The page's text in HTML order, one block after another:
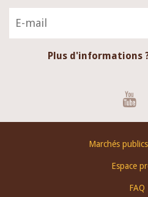
Plus d'informations
Marchés
Espace
FAQ